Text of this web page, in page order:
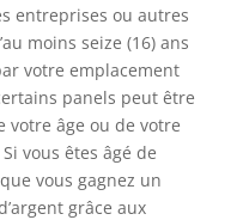
entreprises ou autres
moins seize (16) ans
votre emplacement
panels peut être
âge ou de votre
vous êtes âgé de
vous gagnez un
grâce aux